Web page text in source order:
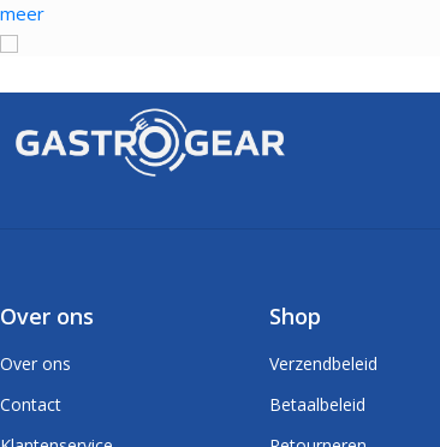
meer
Over ons
Over ons
Contact
Shop
Verzendbeleid
Betaalbeleid